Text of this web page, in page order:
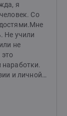
я
Со
Не учили
не
это
и личной